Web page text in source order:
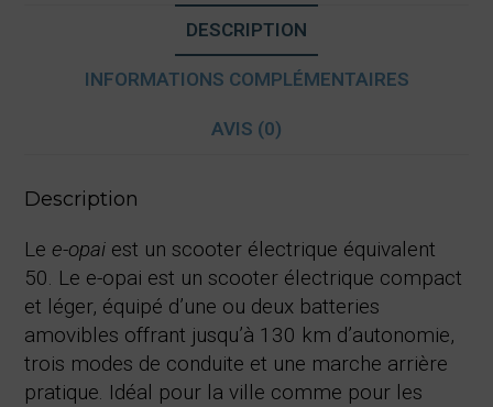
DESCRIPTION
INFORMATIONS COMPLÉMENTAIRES
AVIS (0)
Description
Lee-opai est un scooter électrique équivalent
50. Le e-opai est un scooter électrique compact
et léger, équipé d’une ou deux batteries
amovibles offrant jusqu’à 130 km d’autonomie,
trois modes de conduite et une marche arrière
pratique. Idéal pour la ville comme pour les